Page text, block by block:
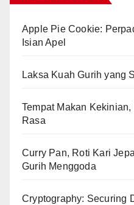
Apple Pie Cookie:
Isian Apel
Laksa Kuah Gurih yang
Tempat Makan
Rasa
Curry Pan, Roti Kari
Gurih Menggoda
Cryptography: Securing